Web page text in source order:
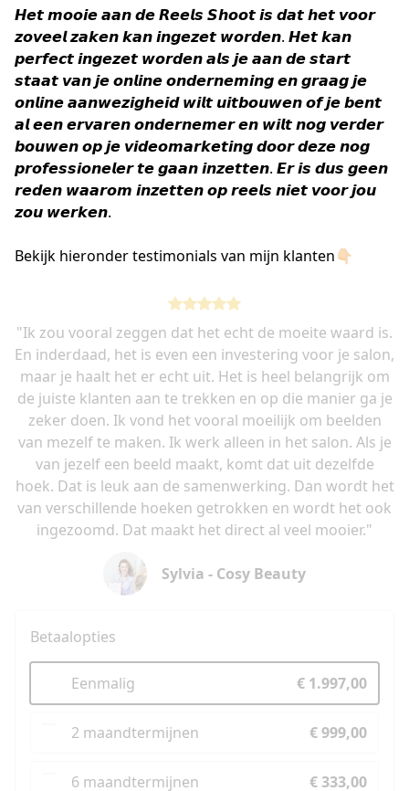
𝙃𝙚𝙩 𝙢𝙤𝙤𝙞𝙚 𝙖𝙖𝙣 𝙙𝙚 𝙍𝙚𝙚𝙡𝙨 𝙎𝙝𝙤𝙤𝙩 𝙞𝙨 𝙙𝙖𝙩 𝙝𝙚𝙩 𝙫𝙤𝙤𝙧
𝙯𝙤𝙫𝙚𝙚𝙡 𝙯𝙖𝙠𝙚𝙣 𝙠𝙖𝙣 𝙞𝙣𝙜𝙚𝙯𝙚𝙩 𝙬𝙤𝙧𝙙𝙚𝙣. 𝙃𝙚𝙩 𝙠𝙖𝙣
𝙥𝙚𝙧𝙛𝙚𝙘𝙩 𝙞𝙣𝙜𝙚𝙯𝙚𝙩 𝙬𝙤𝙧𝙙𝙚𝙣 𝙖𝙡𝙨 𝙟𝙚 𝙖𝙖𝙣 𝙙𝙚 𝙨𝙩𝙖𝙧𝙩
𝙨𝙩𝙖𝙖𝙩 𝙫𝙖𝙣 𝙟𝙚 𝙤𝙣𝙡𝙞𝙣𝙚 𝙤𝙣𝙙𝙚𝙧𝙣𝙚𝙢𝙞𝙣𝙜 𝙚𝙣 𝙜𝙧𝙖𝙖𝙜 𝙟𝙚
𝙤𝙣𝙡𝙞𝙣𝙚 𝙖𝙖𝙣𝙬𝙚𝙯𝙞𝙜𝙝𝙚𝙞𝙙 𝙬𝙞𝙡𝙩 𝙪𝙞𝙩𝙗𝙤𝙪𝙬𝙚𝙣 𝙤𝙛 𝙟𝙚 𝙗𝙚𝙣𝙩
𝙖𝙡 𝙚𝙚𝙣 𝙚𝙧𝙫𝙖𝙧𝙚𝙣 𝙤𝙣𝙙𝙚𝙧𝙣𝙚𝙢𝙚𝙧 𝙚𝙣 𝙬𝙞𝙡𝙩 𝙣𝙤𝙜 𝙫𝙚𝙧𝙙𝙚𝙧
𝙗𝙤𝙪𝙬𝙚𝙣 𝙤𝙥 𝙟𝙚 𝙫𝙞𝙙𝙚𝙤𝙢𝙖𝙧𝙠𝙚𝙩𝙞𝙣𝙜 𝙙𝙤𝙤𝙧 𝙙𝙚𝙯𝙚 𝙣𝙤𝙜
𝙥𝙧𝙤𝙛𝙚𝙨𝙨𝙞𝙤𝙣𝙚𝙡𝙚𝙧 𝙩𝙚 𝙜𝙖𝙖𝙣 𝙞𝙣𝙯𝙚𝙩𝙩𝙚𝙣. 𝙀𝙧 𝙞𝙨 𝙙𝙪𝙨 𝙜𝙚𝙚𝙣
𝙧𝙚𝙙𝙚𝙣 𝙬𝙖𝙖𝙧𝙤𝙢 𝙞𝙣𝙯𝙚𝙩𝙩𝙚𝙣 𝙤𝙥 𝙧𝙚𝙚𝙡𝙨 𝙣𝙞𝙚𝙩 𝙫𝙤𝙤𝙧 𝙟𝙤𝙪
𝙯𝙤𝙪 𝙬𝙚𝙧𝙠𝙚𝙣.
Bekijk hieronder testimonials van mijn klanten👇🏻
"Ik zou vooral zeggen dat het echt de moeite waard is.
En inderdaad, het is even een investering voor je salon,
maar je haalt het er echt uit. Het is heel belangrijk om
de juiste klanten aan te trekken en op die manier ga je
zeker doen. Ik vond het vooral moeilijk om beelden
van mezelf te maken. Ik werk alleen in het salon. Als je
van jezelf een beeld maakt, komt dat uit dezelfde
hoek. Dat is leuk aan de samenwerking. Dan wordt het
van verschillende hoeken getrokken en wordt het ook
ingezoomd. Dat maakt het direct al veel mooier."
Sylvia - Cosy Beauty
Betaalopties
Eenmalig € 1.997,00
2 maandtermijnen € 999,00
6 maandtermijnen € 333,00